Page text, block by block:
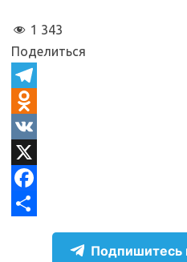
1 343
Поделиться
T
e
e
g
O
d
n
o
V
KX
F
Подпишитесь